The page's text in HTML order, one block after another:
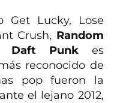
Get Lucky, Lose
Crush, Random
Daft Punk es
reconocido de
pop fueron la
el lejano 2012,